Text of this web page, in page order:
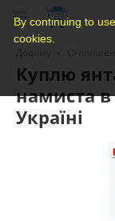
By continuing to
cookies.
Куплю
намиста в
Україні